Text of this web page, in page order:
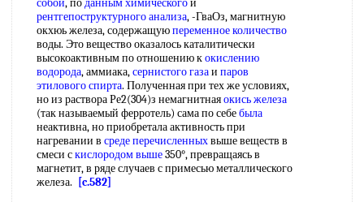
собой, поданным химическогои
рентгепоструктурного анализа, -ГваОз, магнитную
окхюь железа, содержащуюпеременное количество
воды. Это вещество оказалось каталитически
высокоактивным по отношению кокислению
водорода, аммиака,сернистого газаи паров
этилового спирта. Полученная при тех же условиях,
но из раствора Ре2(304)з немагнитнаяокись железа
(так называемый ферротель) сама по себебыла
неактивна, но приобретала активность при
нагревании в среде перечисленныхвыше веществ в
смеси скислородом выше350°, превращаясь в
магнетит, в ряде случаев с примесью металлического
железа.
[c.582]